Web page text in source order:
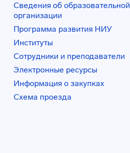
Сведения об образовательной
организации
Программа развития НИУ
Институты
Сотрудники и преподаватели
Электронные ресурсы
Информация о закупках
Схема проезда